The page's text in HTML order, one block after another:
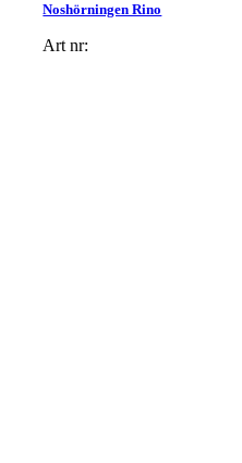
Noshörningen Rino
Art nr: